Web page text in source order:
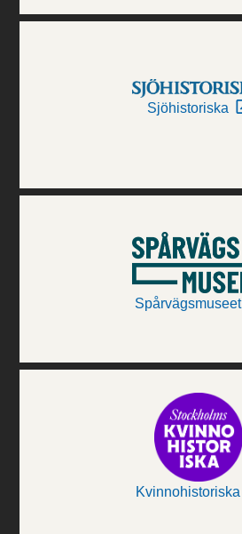
Sjöhistoriska
Spårvägsmuseet
Kvinnohistoriska